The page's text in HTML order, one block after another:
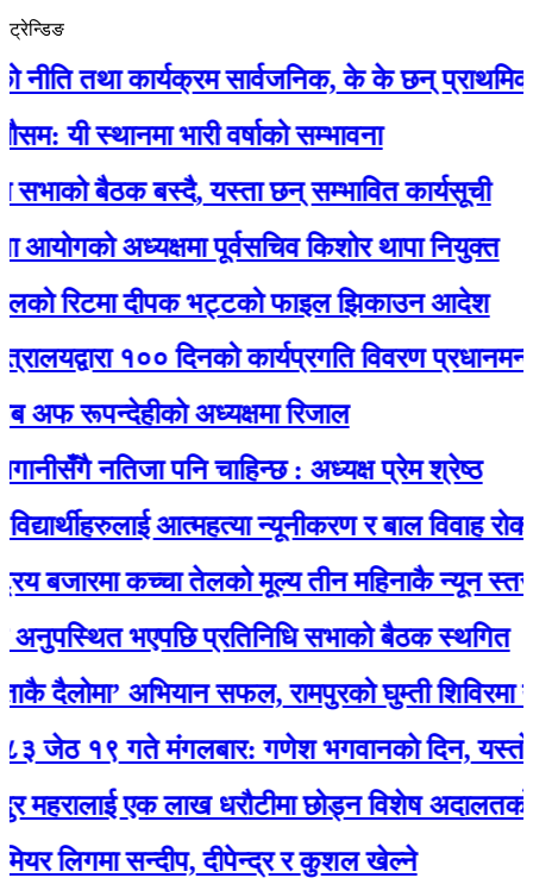
ट्रेन्डिङ
तथा कार्यक्रम सार्वजनिक, के के छन्
स्थानमा भारी वर्षाको सम्भावना
बैठक बस्दै, यस्ता छन् सम्भावित कार्यसूची
अध्यक्षमा पूर्वसचिव किशोर थापा नियुक्त
रिटमा दीपक भट्टको फाइल झिकाउन आदेश
१०० दिनको कार्यप्रगति विवरण प्रधानमन्त्री
रूपन्देहीकाे अध्यक्षमा रिजाल
नतिजा पनि चाहिन्छ : अध्यक्ष प्रेम श्रेष्ठ
आत्महत्या न्यूनीकरण र बाल विवाह
बजारमा कच्चा तेलको मूल्य तीन महिनाकै न्यून स्तरमा
भएपछि प्रतिनिधि सभाको बैठक स्थगित
अभियान सफल, रामपुरको घुम्ती शिविरमा
१९ गते मंगलबार: गणेश भगवानकाे दिन, यस्ताे छ
एक लाख धरौटीमा छोड्न विशेष अदालतको
लिगमा सन्दीप, दीपेन्द्र र कुशल खेल्ने